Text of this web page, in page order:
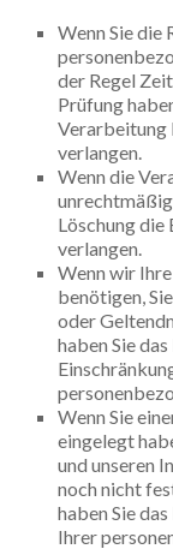
Wenn Sie die
der Regel
Prüfung
Verarbeitung
verlangen.
Wenn die
Löschung
verlangen.
Wenn wir
benötigen,
oder
haben Sie
Wenn Sie
eingelegt
und unseren
noch nicht
haben Sie
Ihrer